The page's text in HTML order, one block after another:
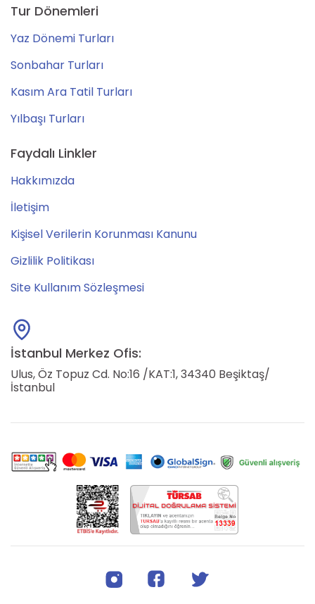
Tur Dönemleri
Yaz Dönemi Turları
Sonbahar Turları
Kasım Ara Tatil Turları
Yılbaşı Turları
Faydalı Linkler
Hakkımızda
İletişim
Kişisel Verilerin Korunması Kanunu
Gizlilik Politikası
Site Kullanım Sözleşmesi
İstanbul Merkez Ofis:
Ulus, Öz Topuz Cd. No:16 /KAT:1, 34340 Beşiktaş/
İstanbul